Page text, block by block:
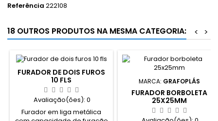
Referência 222108
18 OUTROS PRODUTOS NA MESMA CATEGORIA: >
<
FURADOR DE DOIS FUROS
10 FLS
Avaliação(ões): 0
Furador em liga metálica
MARCA: GRAFOPLÁS
FURADOR BORBOLETA
25X25MM